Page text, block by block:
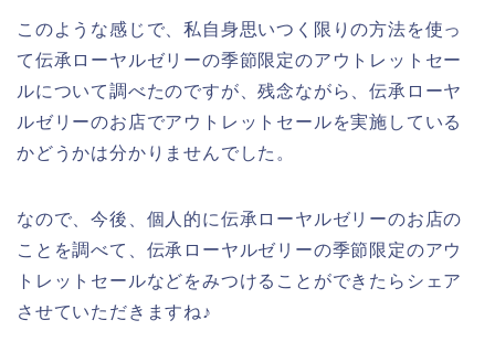
このような感じで、私自身思いつく限りの方法を使っ
て伝承ローヤルゼリーの季節限定のアウトレットセー
ルについて調べたのですが、残念ながら、伝承ローヤ
ルゼリーのお店でアウトレットセールを実施している
かどうかは分かりませんでした。
なので、今後、個人的に伝承ローヤルゼリーのお店の
ことを調べて、伝承ローヤルゼリーの季節限定のアウ
トレットセールなどをみつけることができたらシェア
させていただきますね♪